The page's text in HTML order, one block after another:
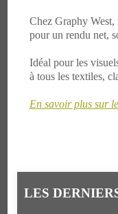
Chez Graphy
pour un rendu net,
Idéal pour les
à tous les textiles,
En savoir plus sur
LES